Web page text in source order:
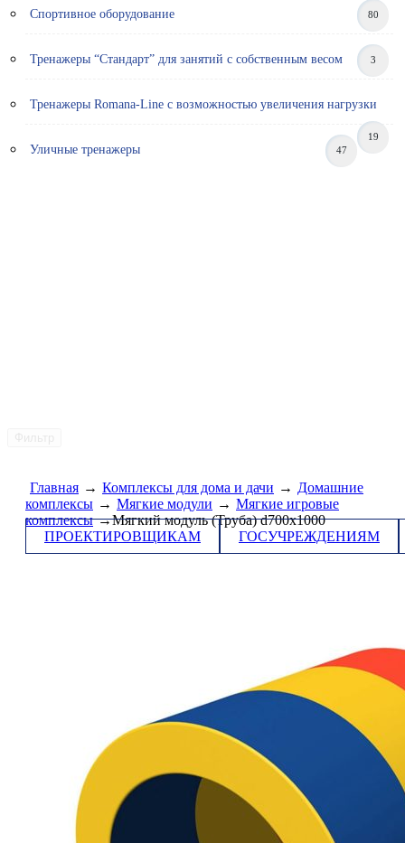
Спортивное оборудование 80
Тренажеры “Стандарт” для занятий с собственным весом 3
Тренажеры Romana-Line с возможностью увеличения нагрузки
19
Уличные тренажеры 47
Главная → Комплексы для дома и дачи → Домашние
комплексы → Мягкие модули → Мягкие игровые
комплексы →Мягкий модуль (Труба) d700x1000
ПРОЕКТИРОВЩИКАМ
ГОСУЧРЕЖДЕНИЯМ